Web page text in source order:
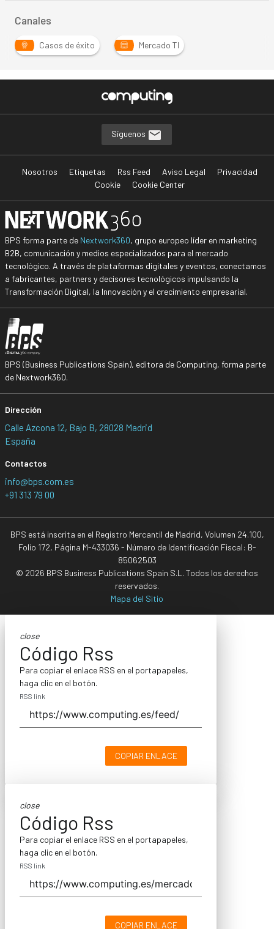
Canales
Casos de éxito Mercado TI
Síguenos
Nosotros Etiquetas Rss Feed Aviso Legal
Privacidad
Cookie
Cookie Center
BPS forma parte de Nextwork360, grupo europeo líder en marketing
B2B, comunicación y medios especializados para el mercado
tecnológico. A través de plataformas digitales y eventos, conectamos
a fabricantes, partners y decisores tecnológicos impulsando la
Transformación Digital, la Innovación y el crecimiento empresarial.
BPS (Business Publications Spain), editora de Computing, forma parte
de Nextwork360.
Dirección
Calle Azcona 12, Bajo B, 28028 Madrid
España
Contactos
info@bps.com.es
+91 313 79 00
BPS está inscrita en el Registro Mercantil de Madrid, Volumen 24.100,
Folio 172, Página M-433036 - Número de Identificación Fiscal: B-
85062503
© 2026 BPS Business Publications Spain S.L. Todos los derechos
reservados.
Mapa del Sitio
close
Código Rss
Para copiar el enlace RSS en el portapapeles,
haga clic en el botón.
RSS link
COPIAR ENLACE
close
Código Rss
Para copiar el enlace RSS en el portapapeles,
haga clic en el botón.
RSS link
COPIAR ENLACE